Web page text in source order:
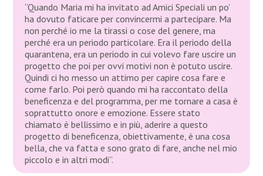
“Quando Maria mi ha invitato ad Amici Speciali un po’
ha dovuto faticare per convincermi a partecipare. Ma
non perché io me la tirassi o cose del genere, ma
perché era un periodo particolare. Era il periodo della
quarantena, era un periodo in cui volevo fare uscire un
progetto che poi per ovvi motivi non è potuto uscire.
Quindi ci ho messo un attimo per capire cosa fare e
come farlo. Poi però quando mi ha raccontato della
beneficenza e del programma, per me tornare a casa è
soprattutto onore e emozione. Essere stato
chiamato è bellissimo e in più, aderire a questo
progetto di beneficenza, obiettivamente, è una cosa
bella, che va fatta e sono grato di fare, anche nel mio
piccolo e in altri modi”.